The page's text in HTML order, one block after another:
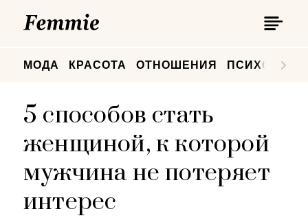
МОДА КРАСОТА ОТНОШЕНИЯ
5 способов стать
женщиной, к которой
мужчина не потеряет
интерес